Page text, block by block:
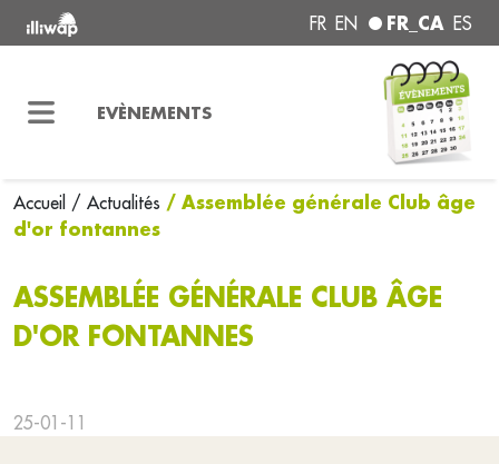
FR EN FR_CA ES
EVÈNEMENTS
Accueil / Actualités / Assemblée générale Club âge
d'or fontannes
ASSEMBLÉE GÉNÉRALE CLUB ÂGE
D'OR FONTANNES
25-01-11